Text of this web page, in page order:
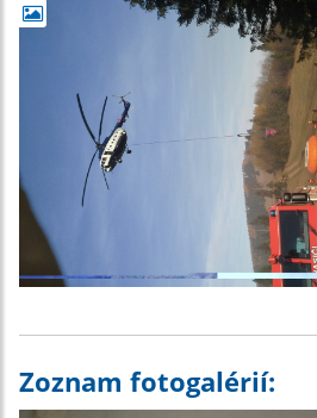
Zoznam fotogalérií: